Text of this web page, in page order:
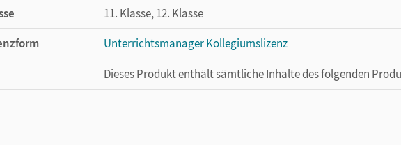
11. Klasse, 12. Klasse
Unterrichtsmanager Kollegiumslizenz
Dieses Produkt enthält sämtliche Inhalte des folgenden